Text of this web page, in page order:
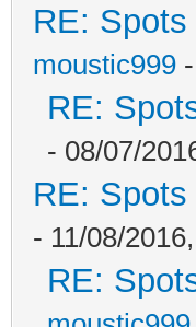
RE:
moustic999
RE:
- 08/07/
RE:
- 11/08/
RE: